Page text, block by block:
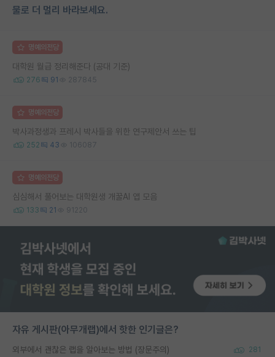
물로 더 멀리 바라보세요.
명예의전당
대학원 월급 정리해준다 (공대 기준)
276 91 287845
명예의전당
박사과정생과 프레시 박사들을 위한 연구제안서 쓰는 팁
252 43 106087
명예의전당
심심해서 풀어보는 대학원생 개꿀AI 앱 모음
133 21 91220
자유 게시판(아무개랩)에서 핫한 인기글은?
외부에서 괜찮은 랩을 알아보는 방법 (장문주의) 281